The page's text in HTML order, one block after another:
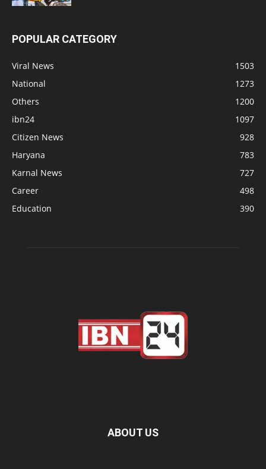
POPULAR CATEGORY
Viral News
1503
National
1273
Others
1200
ibn24
1097
Citizen News
928
Haryana
783
Karnal News
727
Career
498
Education
390
ABOUT US